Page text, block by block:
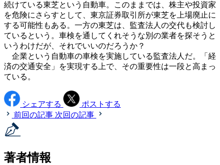
続けている東芝という自動車。このままでは、株主や投資家
を危険にさらすとして、東京証券取引所が東芝を上場廃止に
する可能性もある。一方の東芝は、監査法人の交代も検討し
ているという。車検を通してくれそうな別の業者を探そうと
いうわけだが、それでいいのだろうか？
企業という自動車の車検を実施している監査法人だ。「経
済の交通安全」を実現する上で、その重要性は一段と高まっ
ている。
シェアする
ポストする
前回の記事 次回の記事
著者情報